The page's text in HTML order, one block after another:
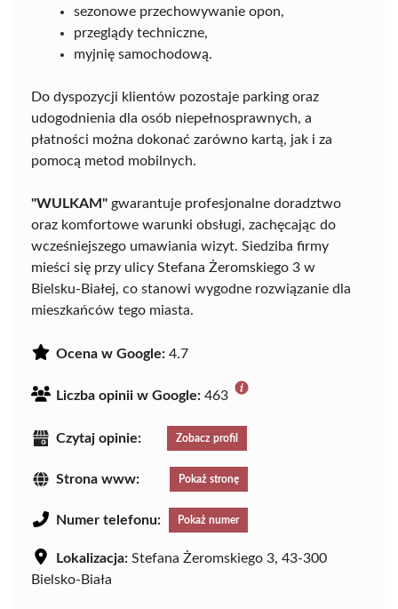
sezonowe przechowywanie opon,
przeglądy techniczne,
myjnię samochodową.
Do dyspozycji klientów pozostaje parking oraz
udogodnienia dla osób niepełnosprawnych, a
płatności można dokonać zarówno kartą, jak i za
pomocą metod mobilnych.
"WULKAM" gwarantuje profesjonalne doradztwo
oraz komfortowe warunki obsługi, zachęcając do
wcześniejszego umawiania wizyt. Siedziba firmy
mieści się przy ulicy Stefana Żeromskiego 3 w
Bielsku-Białej, co stanowi wygodne rozwiązanie dla
mieszkańców tego miasta.
Ocena w Google: 4.7
Liczba opinii w Google: 463
Czytaj opinie: Zobacz profil
Strona www: Pokaż stronę
Numer telefonu: Pokaż numer
Lokalizacja: Stefana Żeromskiego 3, 43-300
Bielsko-Biała